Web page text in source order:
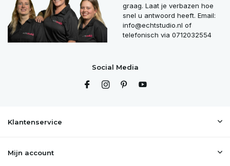
graag. Laat je verbazen hoe
snel u antwoord heeft. Email:
info@echtstudio.nl of
telefonisch via 0712032554
Social Media
Klantenservice
Mijn account